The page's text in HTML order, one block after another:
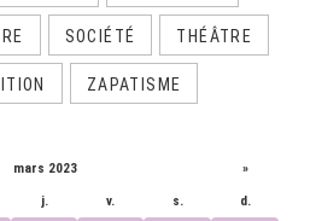
SOCIÉTÉ THÉÂTRE
ZAPATISME
mars 2023 »
j. v. s. d.